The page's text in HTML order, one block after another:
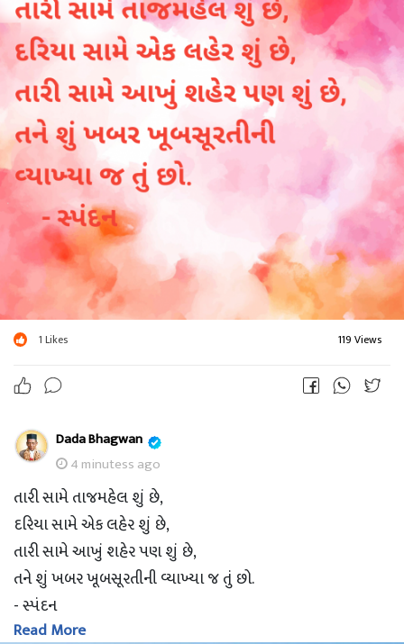
1 Likes 119 Views
Dada Bhagwan
4 minutess ago
તારી સામે તાજમહેલ શું છે,
દરિયા સામે એક લહેર શું છે,
તારી સામે આખું શહેર પણ શું છે,
તને શું ખબર ખૂબસૂરતીની વ્યાખ્યા જ તું છો.
- સ્પંદન
Read More